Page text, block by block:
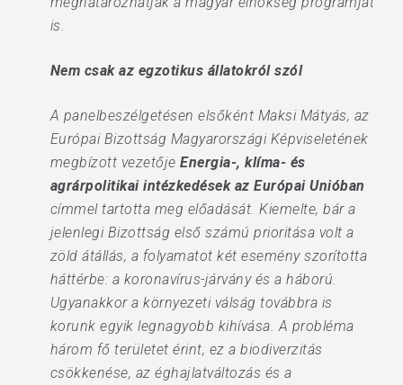
is.
Nem csak az egzotikus állatokról szól
A panelbeszélgetésen elsőként Maksi Mátyás, az
Európai Bizottság Magyarországi Képviseletének
megbízott vezetőjeEnergia-, klíma- és
agrárpolitikai intézkedések az Európai Unióban
címmel tartotta meg előadását. Kiemelte, bár a
jelenlegi Bizottság első számú prioritása volt a
zöld átállás, a folyamatot két esemény szorította
háttérbe: a koronavírus-járvány és a háború.
Ugyanakkor a környezeti válság továbbra is
korunk egyik legnagyobb kihívása. A probléma
három fő területet érint, ez a biodiverzitás
csökkenése, az éghajlatváltozás és a